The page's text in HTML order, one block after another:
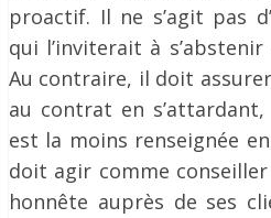
proactif. Il ne s’agit pas
qui l’inviterait à
Au contraire, il doit
au contrat en
est la moins renseignée
doit agir comme
honnête auprès de ses